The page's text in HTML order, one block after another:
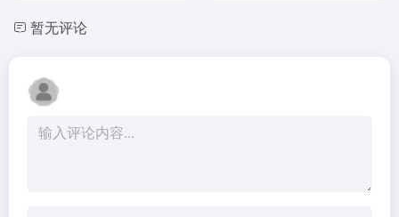
暂无评论